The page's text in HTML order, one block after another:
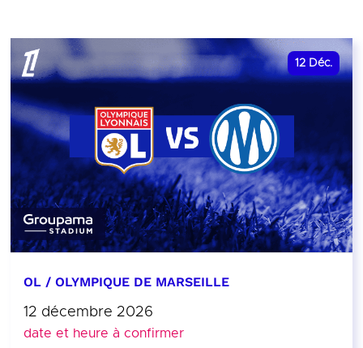
12 Déc.
OL / OLYMPIQUE DE MARSEILLE
12 décembre 2026
date et heure à confirmer